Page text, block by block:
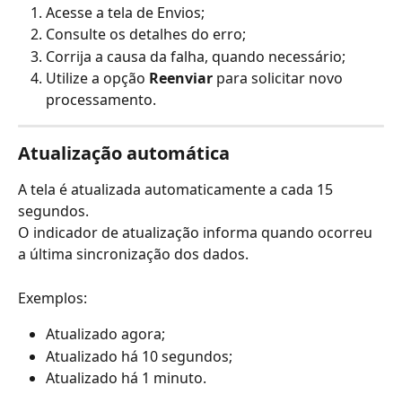
Acesse a tela de Envios;
Consulte os detalhes do erro;
Corrija a causa da falha, quando necessário;
Utilize a opção Reenviar para solicitar novo
processamento.
Atualização automática
A tela é atualizada automaticamente a cada 15
segundos.
O indicador de atualização informa quando ocorreu
a última sincronização dos dados.
Exemplos:
Atualizado agora;
Atualizado há 10 segundos;
Atualizado há 1 minuto.